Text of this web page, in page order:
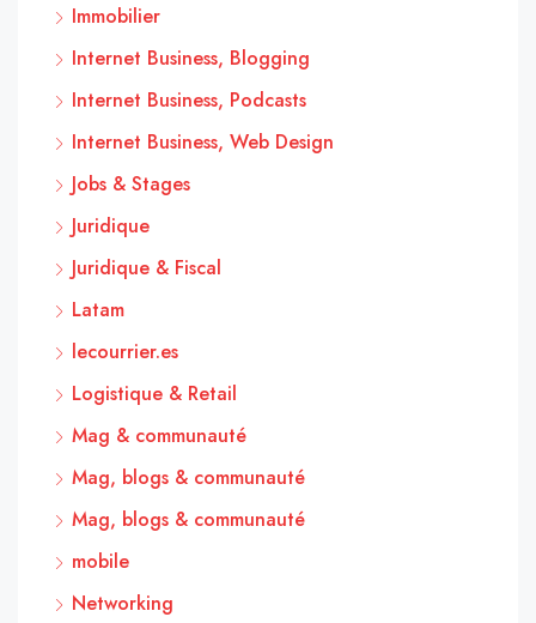
Immobilier
Internet Business, Blogging
Internet Business, Podcasts
Internet Business, Web Design
Jobs & Stages
Juridique
Juridique & Fiscal
Latam
lecourrier.es
Logistique & Retail
Mag & communauté
Mag, blogs & communauté
Mag, blogs & communauté
mobile
Networking